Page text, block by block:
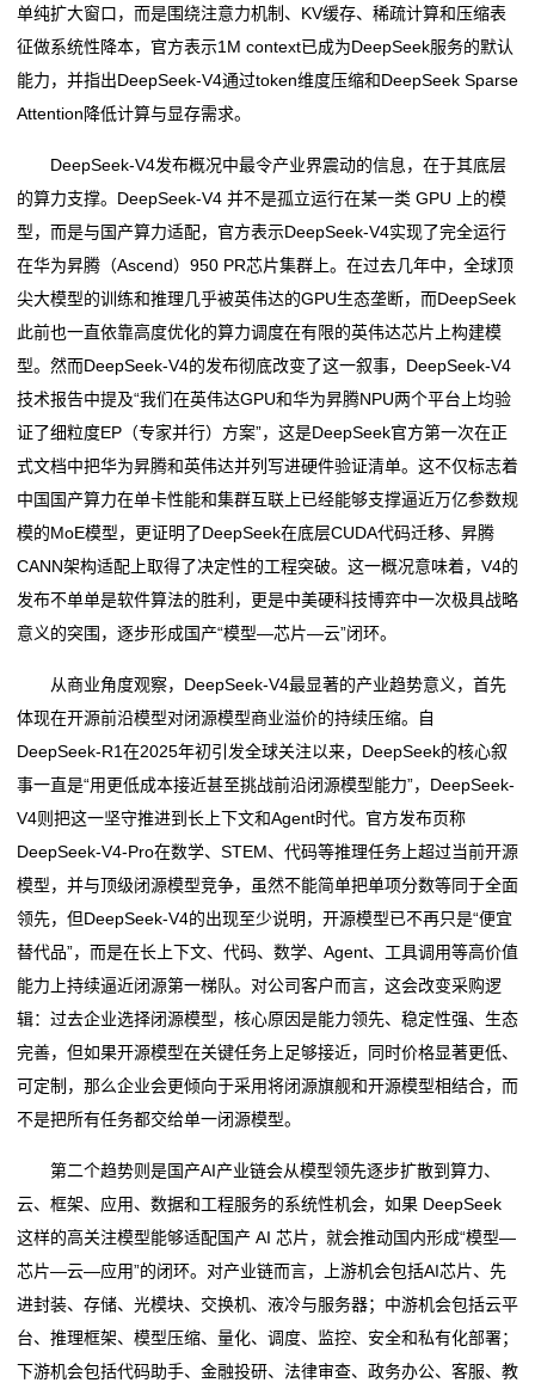
单纯扩大窗口，而是围绕注意力机制、KV缓存、稀疏计算和压缩表
征做系统性降本，官方表示1M context已成为DeepSeek服务的默认
能力，并指出DeepSeek-V4通过token维度压缩和DeepSeek Sparse
Attention降低计算与显存需求。
DeepSeek-V4发布概况中最令产业界震动的信息，在于其底层
的算力支撑。DeepSeek-V4 并不是孤立运行在某一类 GPU 上的模
型，而是与国产算力适配，官方表示DeepSeek-V4实现了完全运行
在华为昇腾（Ascend）950 PR芯片集群上。在过去几年中，全球顶
尖大模型的训练和推理几乎被英伟达的GPU生态垄断，而DeepSeek
此前也一直依靠高度优化的算力调度在有限的英伟达芯片上构建模
型。然而DeepSeek-V4的发布彻底改变了这一叙事，DeepSeek-V4
技术报告中提及“我们在英伟达GPU和华为昇腾NPU两个平台上均验
证了细粒度EP（专家并行）方案”，这是DeepSeek官方第一次在正
式文档中把华为昇腾和英伟达并列写进硬件验证清单。这不仅标志着
中国国产算力在单卡性能和集群互联上已经能够支撑逼近万亿参数规
模的MoE模型，更证明了DeepSeek在底层CUDA代码迁移、昇腾
CANN架构适配上取得了决定性的工程突破。这一概况意味着，V4的
发布不单单是软件算法的胜利，更是中美硬科技博弈中一次极具战略
意义的突围，逐步形成国产“模型—芯片—云”闭环。
从商业角度观察，DeepSeek-V4最显著的产业趋势意义，首先
体现在开源前沿模型对闭源模型商业溢价的持续压缩。自
DeepSeek-R1在2025年初引发全球关注以来，DeepSeek的核心叙
事一直是“用更低成本接近甚至挑战前沿闭源模型能力”，DeepSeek-
V4则把这一坚守推进到长上下文和Agent时代。官方发布页称
DeepSeek-V4-Pro在数学、STEM、代码等推理任务上超过当前开源
模型，并与顶级闭源模型竞争，虽然不能简单把单项分数等同于全面
领先，但DeepSeek-V4的出现至少说明，开源模型已不再只是“便宜
替代品”，而是在长上下文、代码、数学、Agent、工具调用等高价值
能力上持续逼近闭源第一梯队。对公司客户而言，这会改变采购逻
辑：过去企业选择闭源模型，核心原因是能力领先、稳定性强、生态
完善，但如果开源模型在关键任务上足够接近，同时价格显著更低、
可定制，那么企业会更倾向于采用将闭源旗舰和开源模型相结合，而
不是把所有任务都交给单一闭源模型。
第二个趋势则是国产AI产业链会从模型领先逐步扩散到算力、
云、框架、应用、数据和工程服务的系统性机会，如果 DeepSeek
这样的高关注模型能够适配国产 AI 芯片，就会推动国内形成“模型—
芯片—云—应用”的闭环。对产业链而言，上游机会包括AI芯片、先
进封装、存储、光模块、交换机、液冷与服务器；中游机会包括云平
台、推理框架、模型压缩、量化、调度、监控、安全和私有化部署；
下游机会包括代码助手、金融投研、法律审查、政务办公、客服、教